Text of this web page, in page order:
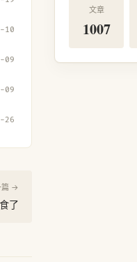
10
09
09
26
篇 →
了
文章
1007